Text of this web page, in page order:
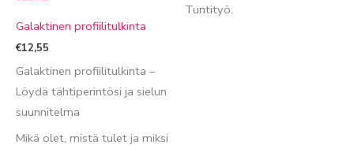
Galaktinen profiilitulkinta
€12,55
Galaktinen profiilitulkinta –
Löydä tähtiperintösi ja sielun
suunnitelma
Mikä olet, mistä tulet ja miksi
Tuntityö.